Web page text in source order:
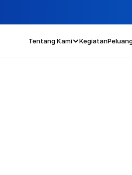
Tentang Kami Kegiatan